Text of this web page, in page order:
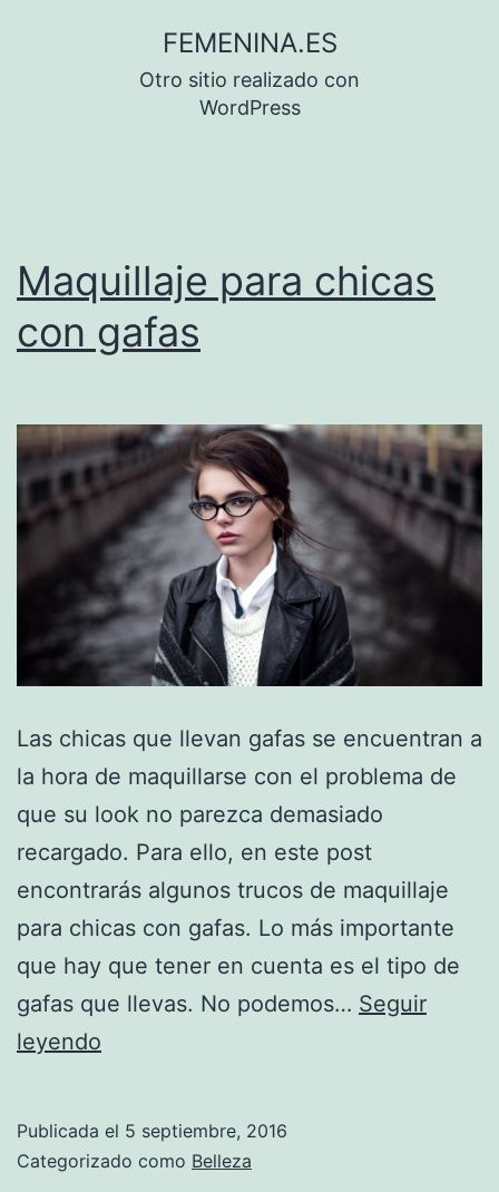
FEMENINA.ES
Otro sitio realizado con
WordPress
Maquillaje para chicas
con gafas
Las chicas que llevan gafas se encuentran a
la hora de maquillarse con el problema de
que su look no parezca demasiado
recargado. Para ello, en este post
encontrarás algunos trucos de maquillaje
para chicas con gafas. Lo más importante
que hay que tener en cuenta es el tipo de
gafas que llevas. No podemos… Seguir
leyendo
con
Publicada el 5 septiembre, 2016
Categorizado como Belleza